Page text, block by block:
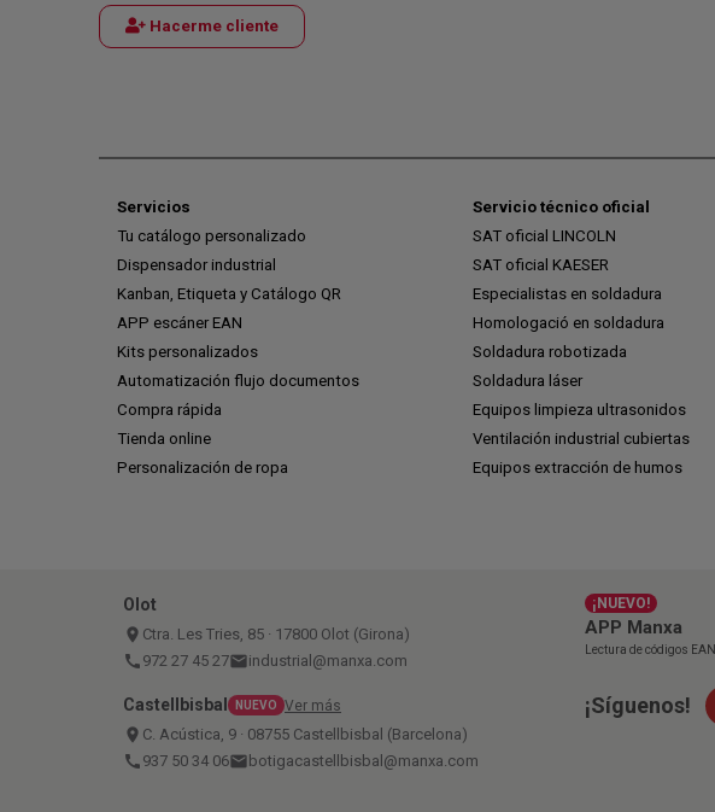
Hacerme cliente
Servicios
Tu catálogo personalizado
Dispensador industrial
Kanban, Etiqueta y Catálogo QR
APP escáner EAN
Kits personalizados
Automatización flujo documentos
Compra rápida
Tienda online
Personalización de ropa
Servicio técnico oficial
SAT oficial LINCOLN
SAT oficial KAESER
Especialistas en soldadura
Homologació en soldadura
Soldadura robotizada
Soldadura láser
Equipos limpieza ultrasonidos
Ventilación industrial cubiertas
Equipos extracción de humos
Olot
place Ctra. Les Tries, 85 · 17800 Olot (Girona)
call 972 27 45 27emailindustrial@manxa.com
Castellbisbal NUEVO Ver más
place C. Acústica, 9 · 08755 Castellbisbal (Barcelona)
call 937 50 34 06email botigacastellbisbal@manxa.com
¡NUEVO!
APP Manxa
Lectura de códigos EAN
¡Síguenos!